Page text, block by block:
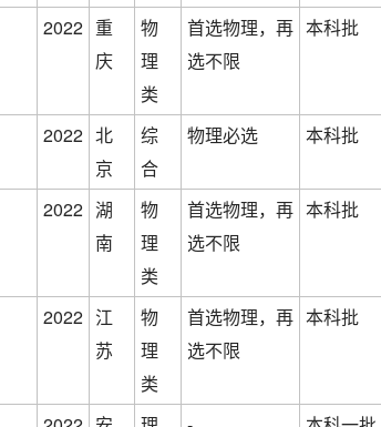
2022 重
庆
物
理
类
首选物理，再
选不限
本科批
2022 北
京
综
合
物理必选 本科批
2022 湖
南
物
理
类
首选物理，再
选不限
本科批
2022 江
苏
物
理
类
首选物理，再
选不限
本科批